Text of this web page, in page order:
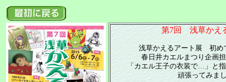
第7回 浅草かえ
浅草かえるアート展 初め
春日井カエルまつり企画
「カエル王子の衣装で…」と
頑張ってみま